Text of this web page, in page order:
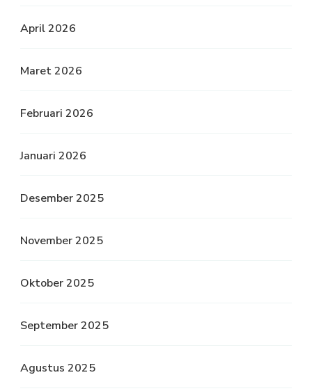
April 2026
Maret 2026
Februari 2026
Januari 2026
Desember 2025
November 2025
Oktober 2025
September 2025
Agustus 2025